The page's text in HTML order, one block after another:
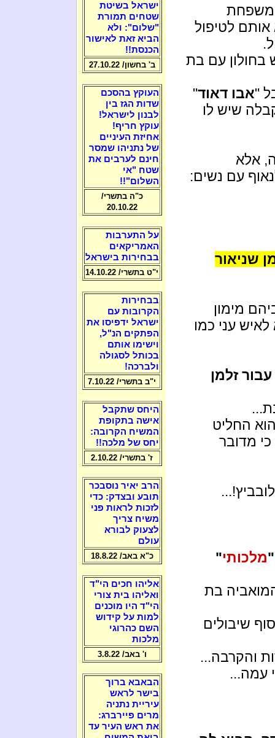
משפחת
לטיפול
בחולון עם בת
"אבו דאוד"
שיש לו
אלא
עם נשים:
שניאור
מימון
לאיש עני כמו
זלמן
החליט
מדובר
מלכותי"
בת
שיבולים
והקרבה...
עמה...
ישראל בשיטת
שטחים תמורת
"שלום": ולא
הביא זאת לאישור
הכנסת!!
ב' בחשון/ 27.10.22
העוקץ בהסכם
שדות הגז בין
לבנון לישראל!
עוקץ חריף!
אחיזת העיניים
של נתניהו שמסר
חינם לערבים את
שטח "אי
השלום"!!
כ"ה בתשרי/
20.10.22
על התערבות
האמריקאים
בבחירות בישראל
י"ט בתשרי/ 14.10.22
בבחירות
הקרובות עם
ישראל ידפיסו את
הפתקים הנ"ל,
וישימו אותם
בכותל לסגולה
ולברכה!
י"ב בתשרי/ 7.10.22
היחס שתקבל
אישה בתקופת
המשיח הקרובה:
יחס של מלכה!!
ז' בתשרי/ 2.10.22
הרב יאיר נוסבכר
תובע ובצדק: כדי
לזכות לראות פני
משיח צריך
לצעוק לבורא
עולם
כ"א באב/ 18.8.22
אליהו חכים הי"ד
ואליהו בית צורי
הי"ד היו מוכנים
למות על קידוש
השם כהרוגי
מלכות
ו' באב/ 3.8.22
הבאבא ברוך
בישר לראש
עיריית נתניה
מרים פיירברג:
את ראש העיר עד